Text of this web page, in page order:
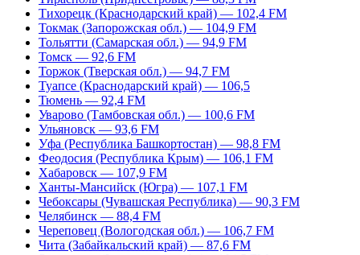
Тихорецк (Краснодарский край) — 102,4 FM
Токмак (Запорожская обл.) — 104,9 FM
Тольятти (Самарская обл.) — 94,9 FM
Томск — 92,6 FM
Торжок (Тверская обл.) — 94,7 FM
Туапсе (Краснодарский край) — 106,5
Тюмень — 92,4 FM
Уварово (Тамбовская обл.) — 100,6 FM
Ульяновск — 93,6 FM
Уфа (Республика Башкортостан) — 98,8 FM
Феодосия (Республика Крым) — 106,1 FM
Хабаровск — 107,9 FM
Ханты-Мансийск (Югра) — 107,1 FM
Чебоксары (Чувашская Республика) — 90,3 FM
Челябинск — 88,4 FM
Череповец (Вологодская обл.) — 106,7 FM
Чита (Забайкальский край) — 87,6 FM